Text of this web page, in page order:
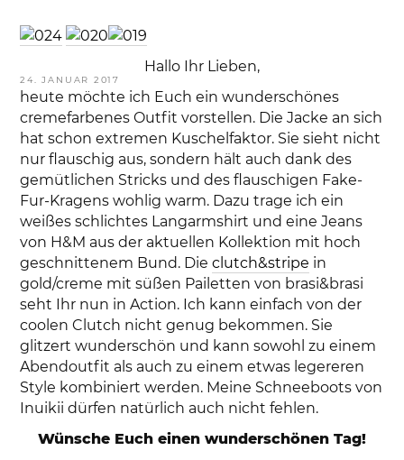
VERÖFFENTLICHT
AM
24. JANUAR 2017
Hallo Ihr Lieben,
heute möchte ich Euch ein wunderschönes
cremefarbenes Outfit vorstellen. Die Jacke an sich
hat schon extremen Kuschelfaktor. Sie sieht nicht
nur flauschig aus, sondern hält auch dank des
gemütlichen Stricks und des flauschigen Fake-
Fur-Kragens wohlig warm. Dazu trage ich ein
weißes schlichtes Langarmshirt und eine Jeans
von H&M aus der aktuellen Kollektion mit hoch
geschnittenem Bund. Dieclutch&stripe in
gold/creme mit süßen Pailetten von brasi&brasi
seht Ihr nun in Action. Ich kann einfach von der
coolen Clutch nicht genug bekommen. Sie
glitzert wunderschön und kann sowohl zu einem
Abendoutfit als auch zu einem etwas legereren
Style kombiniert werden. Meine Schneeboots von
Inuikii dürfen natürlich auch nicht fehlen.
Wünsche Euch einen wunderschönen Tag!